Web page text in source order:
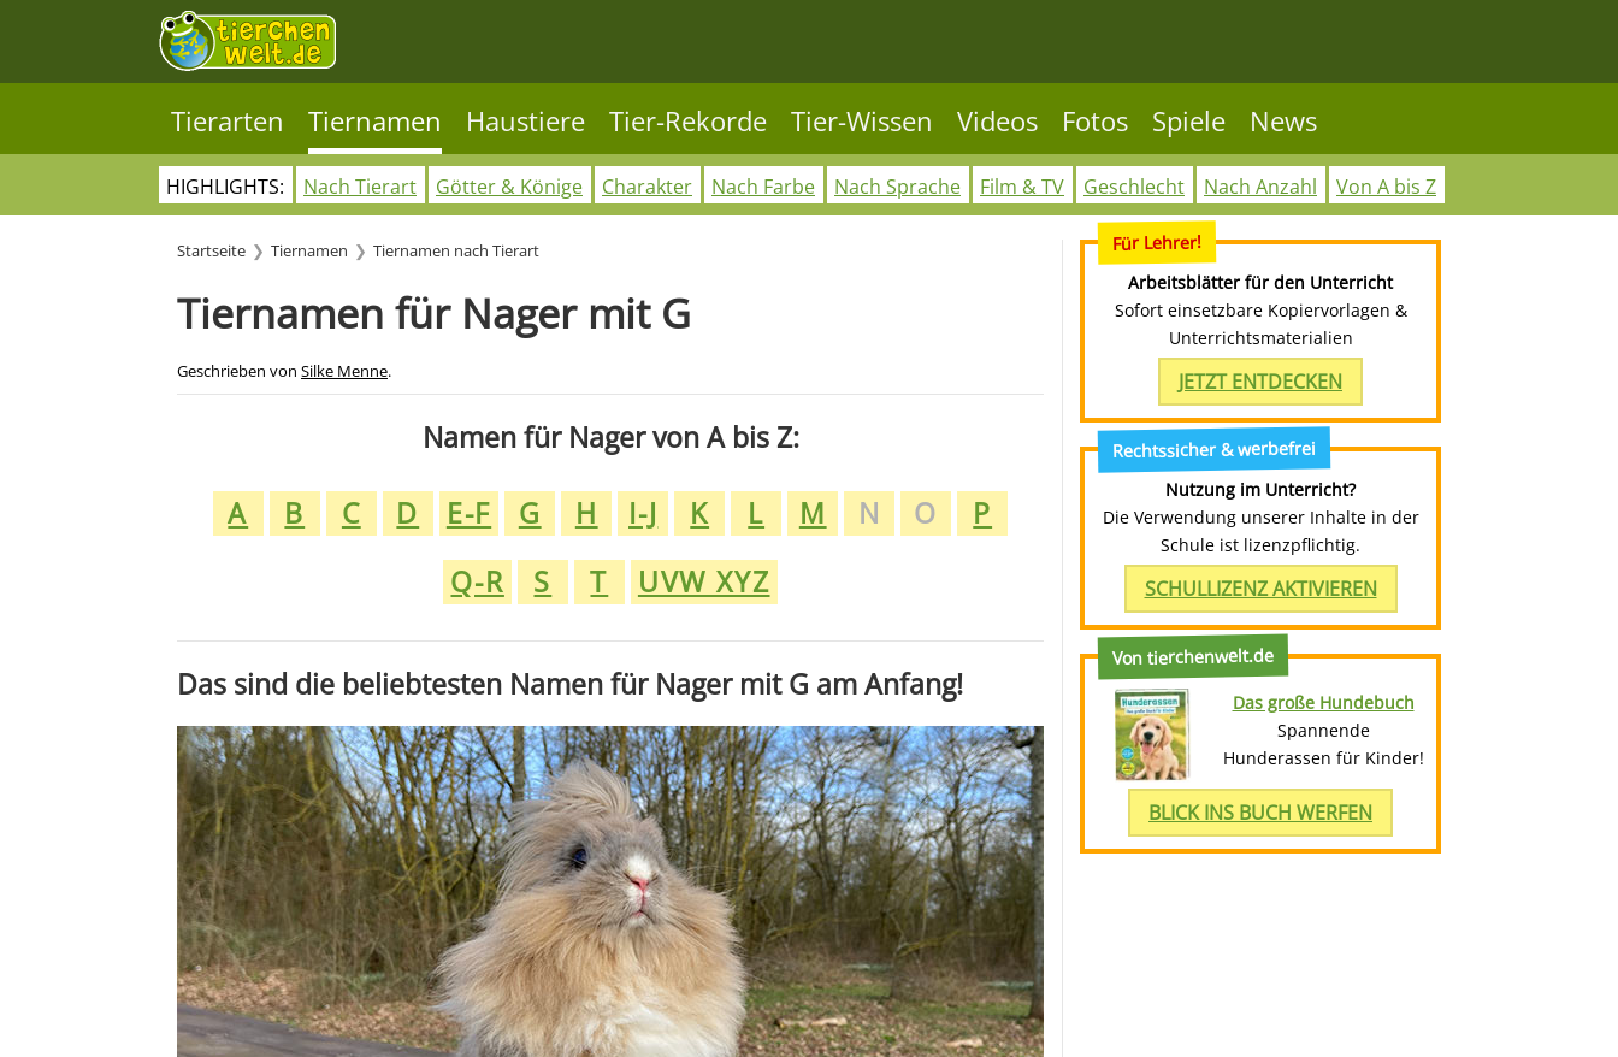
Tierarten Tiernamen Haustiere Tier-Rekorde Tier-Wissen Videos Fotos Spiele News
HIGHLIGHTS: Nach Tierart Götter & Könige Charakter Nach Farbe Nach Sprache Film & TV Geschlecht Nach Anzahl Von A bis Z
Startseite Tiernamen Tiernamen nach Tierart
Tiernamen für Nager mit G
Geschrieben von Silke Menne.
Namen für Nager von A bis Z:
A
B C D E-F G H I-J K L M N O
P
Q-R
S T UVW XYZ
Das sind die beliebtesten Namen für Nager mit G am Anfang!
Für Lehrer!
Arbeitsblätter für den Unterricht
Sofort einsetzbare Kopiervorlagen &
Unterrichtsmaterialien
JETZT ENTDECKEN
Rechtssicher & werbefrei
Nutzung im Unterricht?
Die Verwendung unserer Inhalte in der
Schule ist lizenzpflichtig.
SCHULLIZENZ AKTIVIEREN
Von tierchenwelt.de
Das große Hundebuch
Spannende
Hunderassen für Kinder!
BLICK INS BUCH WERFEN